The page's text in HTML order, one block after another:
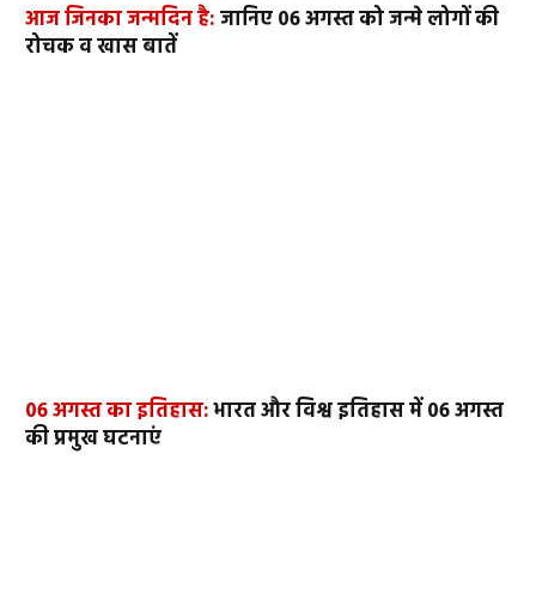
आज जिनका जन्मदिन है:जानिए 06 अगस्त को जन्मे लोगों की
रोचक व खास बातें
06 अगस्त का इतिहास:भारत और विश्व इतिहास में 06 अगस्त
की प्रमुख घटनाएं